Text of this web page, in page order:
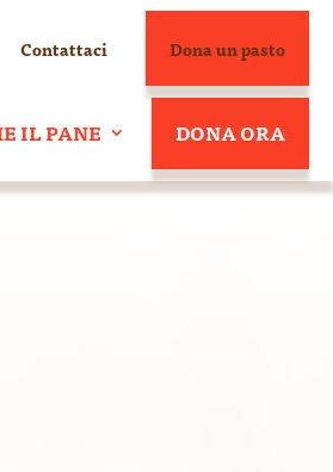
Contattaci Dona un pasto
IL PANE DONA ORA